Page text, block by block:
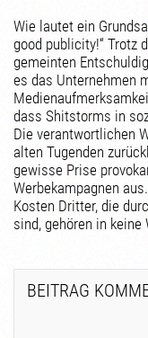
Wie lautet ein
good publicity!“ Trotz
gemeinten
es das Unternehmen
dass Shitstorms in
Die verantwortlichen
alten Tugenden
gewisse Prise
Werbekampagnen
Kosten Dritter, die
sind, gehören in keine
BEITRAG